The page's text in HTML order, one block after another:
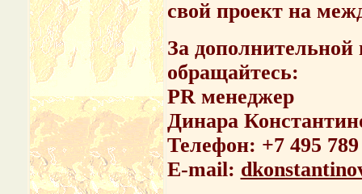
свой проект на
За
обращайтесь:
PR менеджер
Динара
Телефон: +7 495
E-mail: